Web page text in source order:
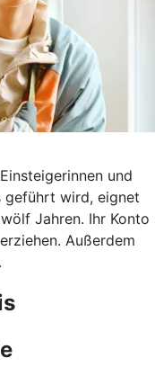
und
geführt wird, eignet
Jahren. Ihr Konto
Außerdem